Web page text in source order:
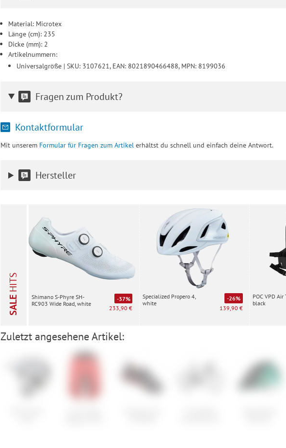
Material: Microtex
Länge (cm): 235
Dicke (mm): 2
Artikelnummern:
Universalgröße | SKU: 3107621, EAN: 8021890466488, MPN: 8199036
Fragen zum Produkt?
Kontaktformular
Mit unserem Formular für Fragen zum Artikel erhältst du schnell und einfach deine Antwort.
Hersteller
SALE
HITS
Shimano S-Phyre SH-
RC903 Wide Road, white
-37%
233,90 €
Specialized Propero 4,
white
-26%
139,90 €
POC VPD Air
black
Zuletzt angesehene Artikel: